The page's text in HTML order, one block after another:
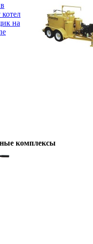
котел
на
комплексы